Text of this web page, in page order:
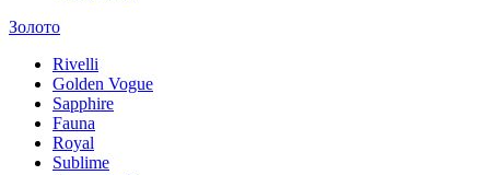
Золото
Rivelli
Golden Vogue
Sapphire
Fauna
Royal
Sublime